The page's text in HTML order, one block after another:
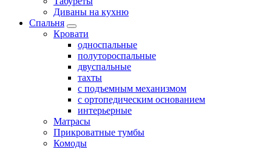
Диваны на кухню
Спальня
Кровати
односпальные
полутороспальные
двуспальные
тахты
с подъемным механизмом
с ортопедическим основанием
интерьерные
Матрасы
Прикроватные тумбы
Комоды